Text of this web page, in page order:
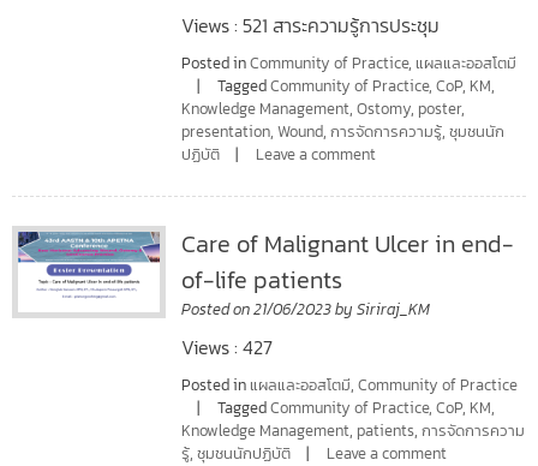
Views : 521 สาระความรู้การประชุม
Posted inCommunity of Practice, แผลและออสโตมี
TaggedCommunity of Practice,CoP, KM,
Knowledge Management,Ostomy, poster,
presentation,Wound,การจัดการความรู้,ชุมชนนัก
ปฏิบัติ
Leave a comment
Care of Malignant Ulcer in end-
of-life patients
Posted on21/06/2023bySiriraj_KM
Views : 427
Posted in แผลและออสโตมี,Community of Practice
TaggedCommunity of Practice,CoP, KM,
Knowledge Management, patients,การจัดการความ
รู้,ชุมชนนักปฏิบัติ Leave a comment